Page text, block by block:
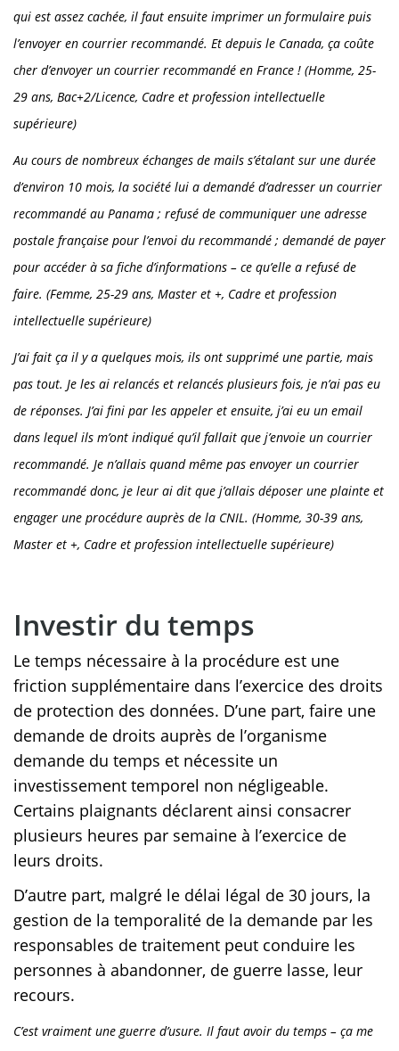
qui est assez cachée, il faut ensuite imprimer un formulaire puis
l’envoyer en courrier recommandé. Et depuis le Canada, ça coûte
cher d’envoyer un courrier recommandé en France ! (Homme, 25-
29 ans, Bac+2/Licence, Cadre et profession intellectuelle
supérieure)
Au cours de nombreux échanges de mails s’étalant sur une durée
d’environ 10 mois, la société lui a demandé d’adresser un courrier
recommandé au Panama ; refusé de communiquer une adresse
postale française pour l’envoi du recommandé ; demandé de payer
pour accéder à sa fiche d’informations – ce qu’elle a refusé de
faire. (Femme, 25-29 ans, Master et +, Cadre et profession
intellectuelle supérieure)
J’ai fait ça il y a quelques mois, ils ont supprimé une partie, mais
pas tout. Je les ai relancés et relancés plusieurs fois, je n’ai pas eu
de réponses. J’ai fini par les appeler et ensuite, j’ai eu un email
dans lequel ils m’ont indiqué qu’il fallait que j’envoie un courrier
recommandé. Je n’allais quand même pas envoyer un courrier
recommandé donc, je leur ai dit que j’allais déposer une plainte et
engager une procédure auprès de la CNIL. (Homme, 30-39 ans,
Master et +, Cadre et profession intellectuelle supérieure)
Investir du temps
Le temps nécessaire à la procédure est une
friction supplémentaire dans l’exercice des droits
de protection des données. D’une part, faire une
demande de droits auprès de l’organisme
demande du temps et nécessite un
investissement temporel non négligeable.
Certains plaignants déclarent ainsi consacrer
plusieurs heures par semaine à l’exercice de
leurs droits.
D’autre part, malgré le délai légal de 30 jours, la
gestion de la temporalité de la demande par les
responsables de traitement peut conduire les
personnes à abandonner, de guerre lasse, leur
recours.
C’est vraiment une guerre d’usure. Il faut avoir du temps – ça me